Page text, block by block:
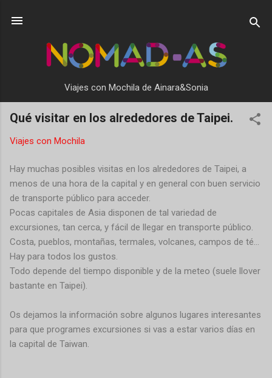
Viajes con Mochila de Ainara&Sonia
Qué visitar en los alrededores de Taipei.
Viajes con Mochila
Hay muchas posibles visitas en los alrededores de Taipei, a
menos de una hora de la capital y en general con buen servicio
de transporte público para acceder.
Pocas capitales de Asia disponen de tal variedad de
excursiones, tan cerca, y fácil de llegar en transporte público.
Costa, pueblos, montañas, termales, volcanes, campos de té…
Hay para todos los gustos.
Todo depende del tiempo disponible y de la meteo (suele llover
bastante en Taipei).
Os dejamos la información sobre algunos lugares interesantes
para que programes excursiones si vas a estar varios días en
la capital de Taiwan.